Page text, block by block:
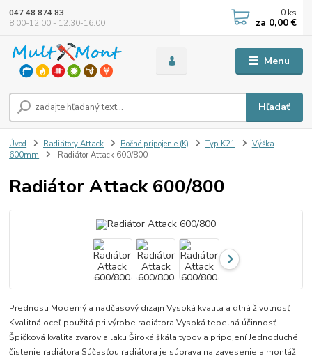
Menu
Hľadať
047 48 874 83
8:00-12:00 - 12:30-16:00
0 ks
za 0,00 €
Úvod Radiátory Attack Bočné pripojenie (K) Typ K21
Výška
600mm
Radiátor Attack 600/800
Radiátor Attack 600/800
Prednosti Moderný a nadčasový dizajn Vysoká kvalita a dlhá životnosť
Kvalitná oceľ použitá pri výrobe radiátora Vysoká tepelná účinnosť
Špičková kvalita zvarov a laku Široká škála typov a pripojení Jednoduché
čistenie radiátora Súčasťou radiátora je súprava na zavesenie a montáž